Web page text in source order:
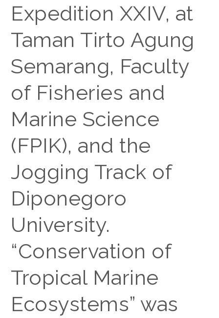
Expedition XXIV, at
Taman Tirto Agung
Semarang, Faculty
of Fisheries and
Marine Science
(FPIK), and the
Jogging Track of
Diponegoro
University.
“Conservation of
Tropical Marine
Ecosystems” was